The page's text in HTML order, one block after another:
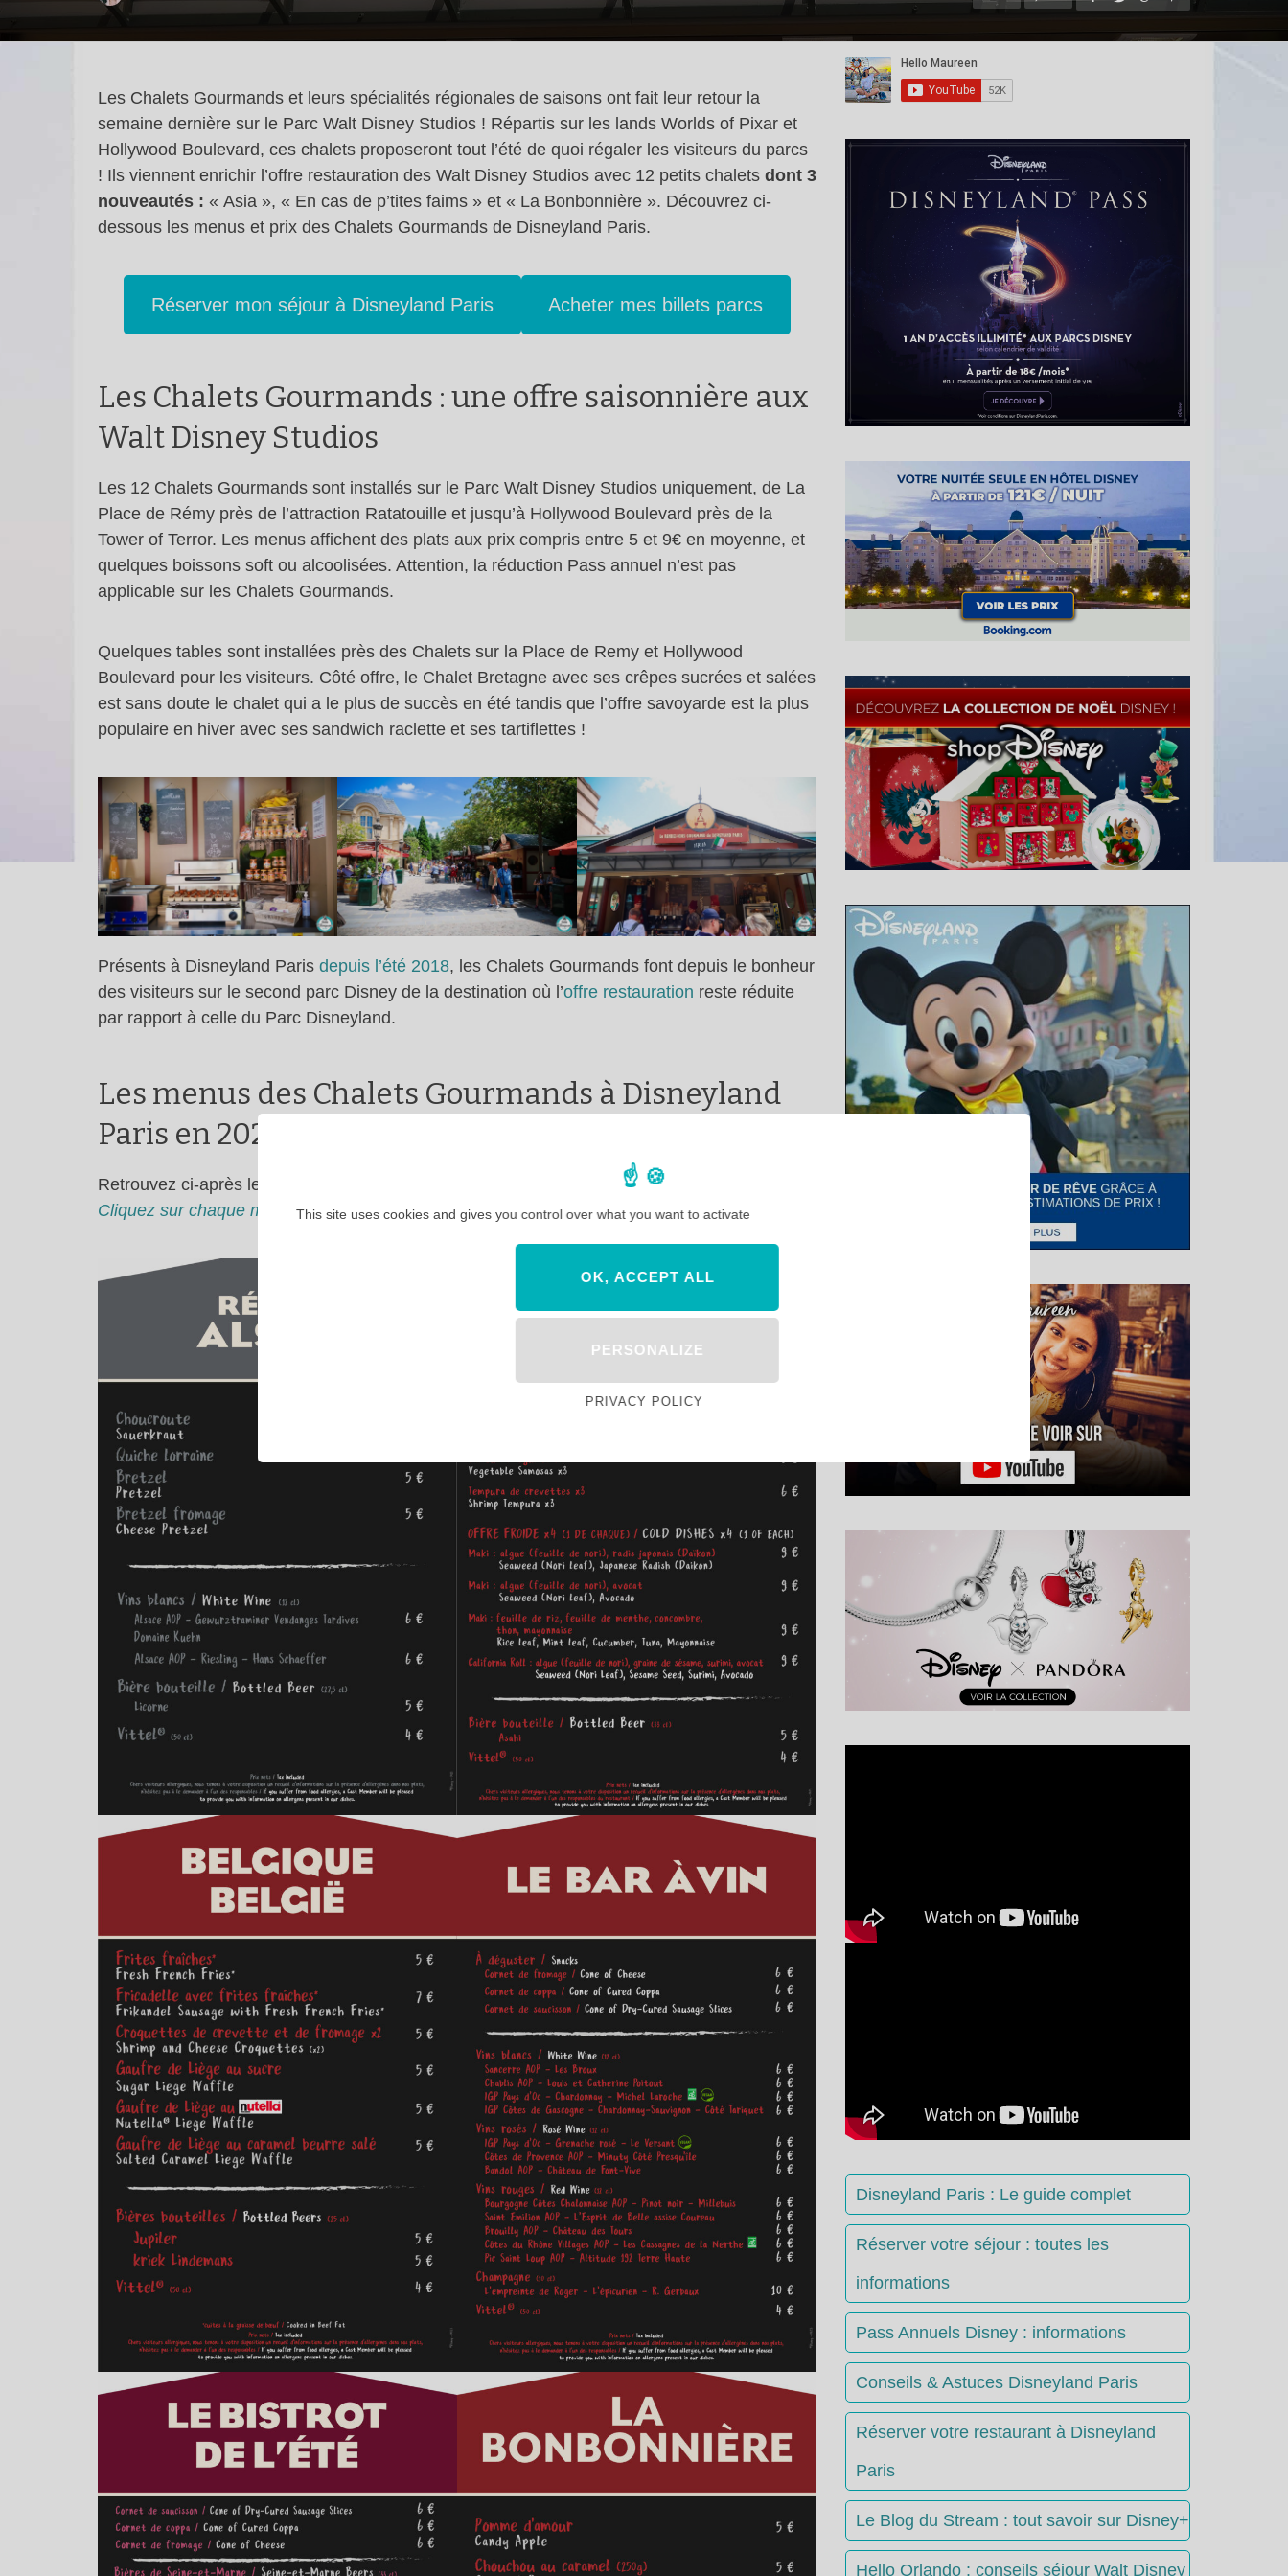
Les Chalets Gourmands et leurs spécialités régionales de saisons ont fait leur retour la
semaine dernière sur le Parc Walt Disney Studios ! Répartis sur les lands Worlds of Pixar et
Hollywood Boulevard, ces chalets proposeront tout l’été de quoi régaler les visiteurs du parcs
! Ils viennent enrichir l’offre restauration des Walt Disney Studios avec 12 petits chalets dont 3
nouveautés : « Asia », « En cas de p’tites faims » et « La Bonbonnière ». Découvrez ci-
dessous les menus et prix des Chalets Gourmands de Disneyland Paris.
Réserver mon séjour à Disneyland Paris Acheter mes billets parcs
Les Chalets Gourmands : une offre saisonnière aux
Walt Disney Studios
Les 12 Chalets Gourmands sont installés sur le Parc Walt Disney Studios uniquement, de La
Place de Rémy près de l’attraction Ratatouille et jusqu’à Hollywood Boulevard près de la
Tower of Terror. Les menus affichent des plats aux prix compris entre 5 et 9€ en moyenne, et
quelques boissons soft ou alcoolisées. Attention, la réduction Pass annuel n’est pas
applicable sur les Chalets Gourmands.
Quelques tables sont installées près des Chalets sur la Place de Remy et Hollywood
Boulevard pour les visiteurs. Côté offre, le Chalet Bretagne avec ses crêpes sucrées et salées
est sans doute le chalet qui a le plus de succès en été tandis que l’offre savoyarde est la plus
populaire en hiver avec ses sandwich raclette et ses tartiflettes !
Présents à Disneyland Paris depuis l’été 2018, les Chalets Gourmands font depuis le bonheur
des visiteurs sur le second parc Disney de la destination où l’offre restauration reste réduite
par rapport à celle du Parc Disneyland.
Les menus des Chalets Gourmands à Disneyland
Paris en 2026
Retrouvez ci-après les menus de l’été 2023 des Chalets Gourmands de Disneyland Paris.
Cliquez sur chaque menu pour l’agrandir et en découvrir le détail et les prix.
Disneyland Paris : Le guide complet
Réserver votre séjour : toutes les
informations
Pass Annuels Disney : informations
Conseils & Astuces Disneyland Paris
Réserver votre restaurant à Disneyland
Paris
Le Blog du Stream : tout savoir sur Disney+
Hello Orlando : conseils séjour Walt Disney
This site uses cookies and gives you control over what you want to activate
OK, ACCEPT ALL
PERSONALIZE
PRIVACY POLICY